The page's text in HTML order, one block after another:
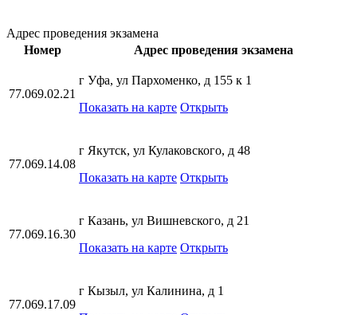
Адрес проведения экзамена
Номер
Адрес проведения экзамена
77.069.02.21
г Уфа, ул Пархоменко, д 155 к 1
Показать на карте Открыть
77.069.14.08
г Якутск, ул Кулаковского, д 48
Показать на карте Открыть
77.069.16.30
г Казань, ул Вишневского, д 21
Показать на карте Открыть
77.069.17.09
г Кызыл, ул Калинина, д 1